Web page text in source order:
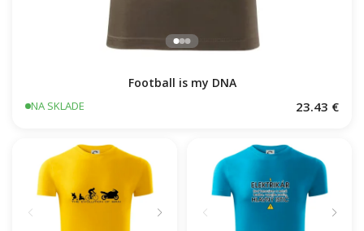
Football is my DNA
NA SKLADE 23.43 €